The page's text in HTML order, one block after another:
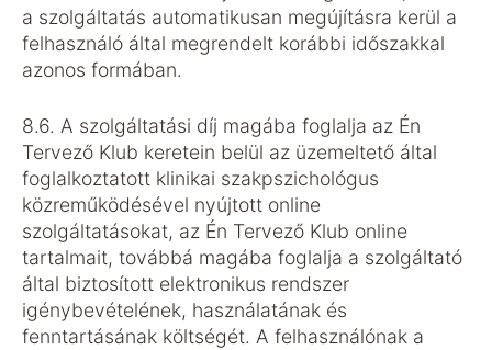
a szolgáltatás automatikusan megújításra kerül a
felhasználó által megrendelt korábbi időszakkal
azonos formában.
8.6. A szolgáltatási díj magába foglalja az Én
Tervező Klub keretein belül az üzemeltető által
foglalkoztatott klinikai szakpszichológus
közreműködésével nyújtott online
szolgáltatásokat, az Én Tervező Klub online
tartalmait, továbbá magába foglalja a szolgáltató
által biztosított elektronikus rendszer
igénybevételének, használatának és
fenntartásának költségét. A felhasználónak a